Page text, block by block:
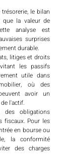
le bilan
que la valeur de
analyse est
surprises
durable.
litiges et droits
les passifs
utile dans
où des
avoir un
l'actif.
obligations
fiscaux. Pour les
en bourse ou
la conformité
des charges